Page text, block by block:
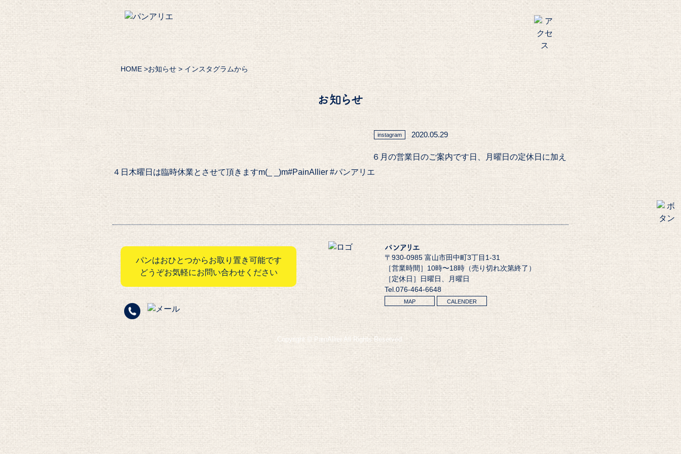
HOME >お知らせ > インスタグラムから
お知らせ
instagram 2020.05.29
６月の営業日のご案内です日、月曜日の定休日に加え
４日木曜日は臨時休業とさせて頂きますm(_ _)m#PainAllier #パンアリエ
パンはおひとつからお取り置き可能です
どうぞお気軽にお問い合わせください
パンアリエ
〒930-0985 富山市田中町3丁目1-31
［営業時間］10時〜18時（売り切れ次第終了）
［定休日］日曜日、月曜日
Tel.076-464-6648
MAP CALENDER
Copyright © PainAllier All Rights Reserved.